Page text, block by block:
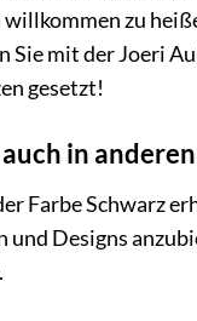
zu
mit der Joeri
gesetzt!
in
Farbe Schwarz
Designs